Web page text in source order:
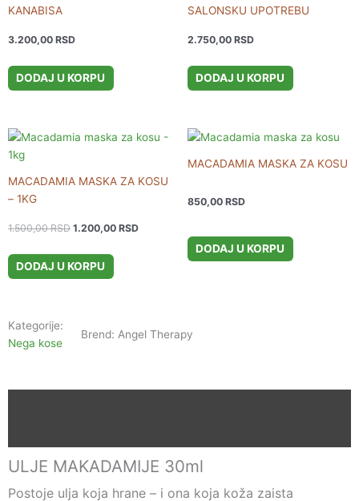
KANABISA
3.200,00 RSD
DODAJ U KORPU
SALONSKU UPOTREBU
2.750,00 RSD
DODAJ U KORPU
MACADAMIA MASKA ZA KOSU
– 1KG
1.500,00RSD
Originalna
1.500,00 RSD.
1.200,00 RSD
Trenutna
DODAJ U KORPU
MACADAMIA MASKA ZA KOSU
850,00 RSD
DODAJ U KORPU
Kategorije:
Nega kose
Brend: Angel Therapy
ULJE MAKADAMIJE 30ml
Postoje ulja koja hrane – i ona koja koža zaista